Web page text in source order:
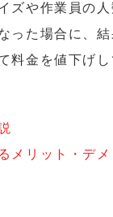
ズや作業員の
った場合に、
料金を値下げ
メリット・デ